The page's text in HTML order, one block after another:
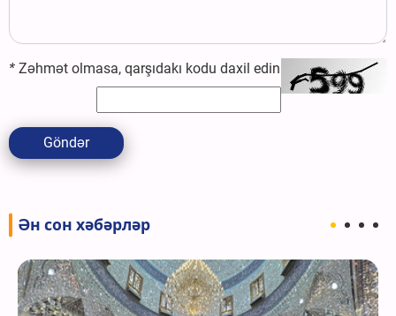
* Zəhmət olmasa, qarşıdakı kodu daxil edin
Göndər
Ән сон хәбәрләр